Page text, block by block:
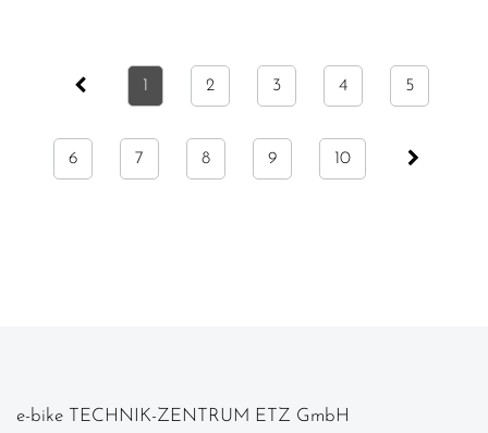
1 2 3 4 5
6 7 8 9 10
e-bike TECHNIK-ZENTRUM ETZ GmbH